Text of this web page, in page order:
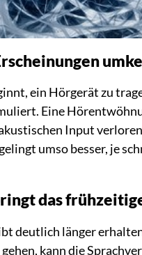
ein Hörgerät zu
Eine
Input
umso besser, je
das
deutlich länger
kann die